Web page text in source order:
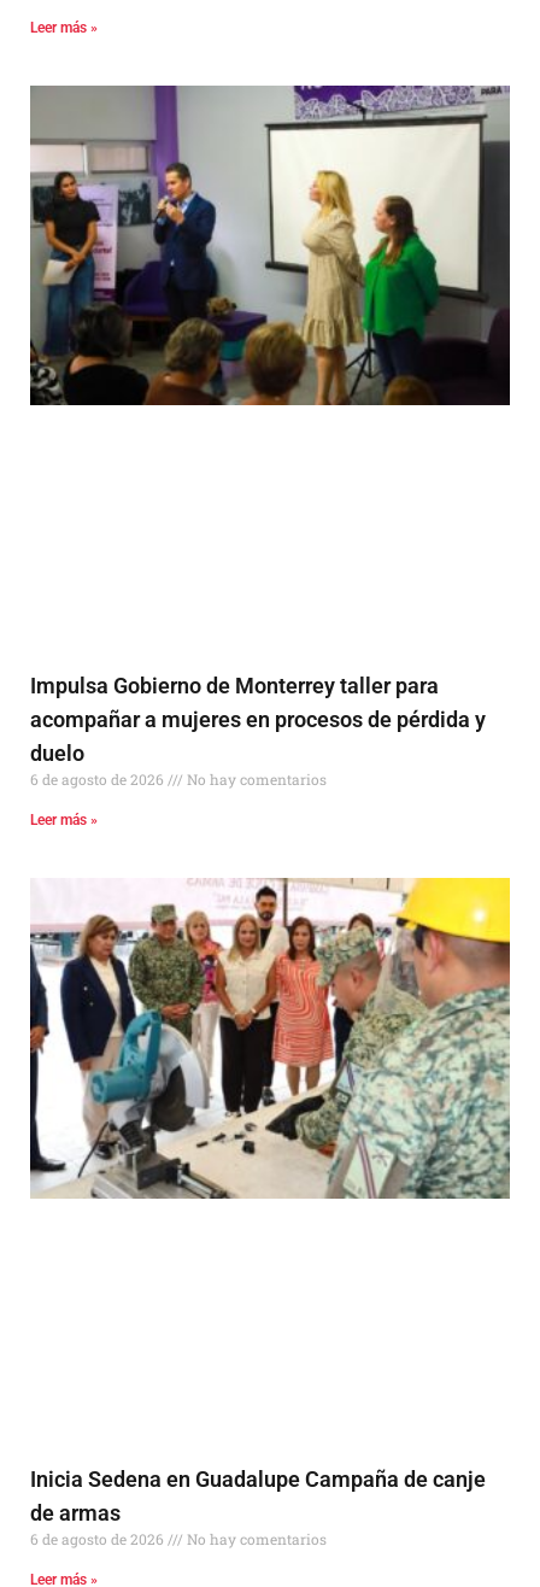
Leer más »
Impulsa Gobierno de Monterrey taller para
acompañar a mujeres en procesos de pérdida y
duelo
6 de agosto de 2026 No hay comentarios
Leer más »
Inicia Sedena en Guadalupe Campaña de canje
de armas
6 de agosto de 2026 No hay comentarios
Leer más »